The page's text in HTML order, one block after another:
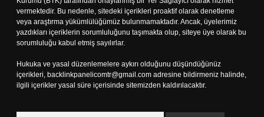
vermektedir. Bu nedenle, sitedeki içerikleri proaktif olarak denetleme
veya araştırma yükümlülüğümüz bulunmamaktadır. Ancak, üyelerimiz
yazdıkları içeriklerin sorumluluğunu taşımakta olup, siteye üye olarak bu
sorumluluğu kabul etmiş sayılırlar.
Hukuka ve yasal düzenlemelere aykırı olduğunu düşündüğünüz
içerikleri, backlinkpanelicomtr@gmail.com adresine bildirmeniz halinde,
ilgili içerikler yasal süre içerisinde sitemizden kaldırılacaktır.